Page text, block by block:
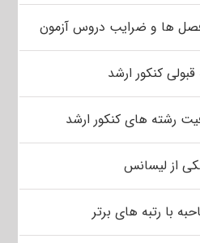
ها و ضرایب دروس آزمون
قبولی کنکور ارشد
رشته های کنکور ارشد
از لیسانس
با رتبه های برتر